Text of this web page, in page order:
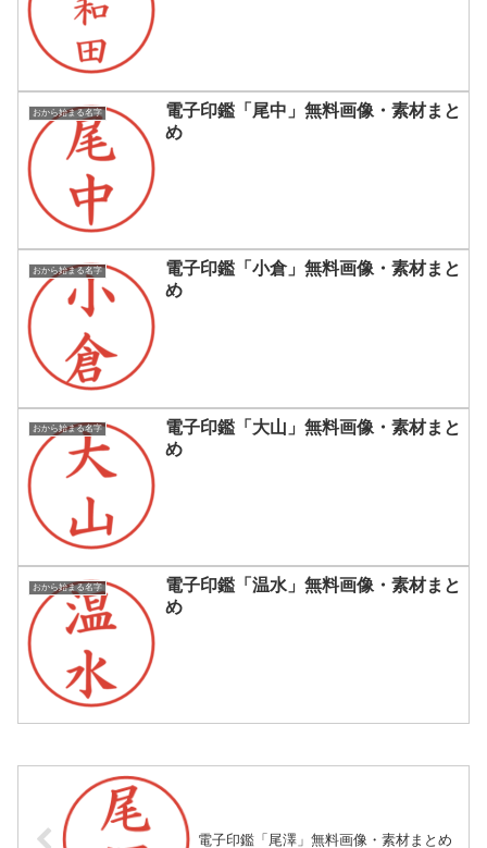
おから始まる名字
電子印鑑「尾中」無料画像・素材まと
め
おから始まる名字
電子印鑑「小倉」無料画像・素材まと
め
おから始まる名字
電子印鑑「大山」無料画像・素材まと
め
おから始まる名字
電子印鑑「温水」無料画像・素材まと
め
電子印鑑「尾澤」無料画像・素材まとめ